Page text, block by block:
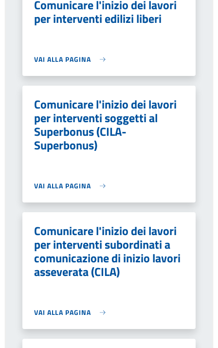
Comunicare l'inizio dei lavori
per interventi edilizi liberi
VAI ALLA PAGINA
Comunicare l'inizio dei lavori
per interventi soggetti al
Superbonus (CILA-
Superbonus)
VAI ALLA PAGINA
Comunicare l'inizio dei lavori
per interventi subordinati a
comunicazione di inizio lavori
asseverata (CILA)
VAI ALLA PAGINA